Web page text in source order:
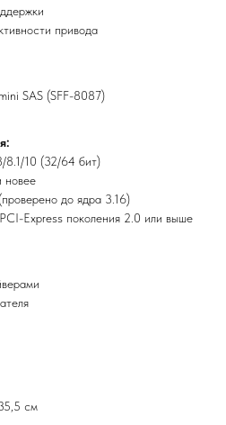
привода
SAS (SFF-8087)
8.1/10 (32/64 бит)
новее
до ядра 3.16)
Express поколения 2.0 или выше
см